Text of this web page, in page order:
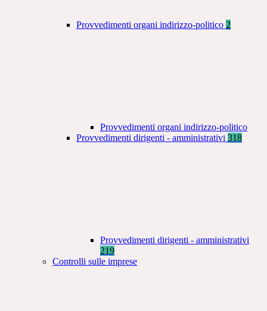
Provvedimenti organi indirizzo-politico 2
Provvedimenti organi indirizzo-politico
Provvedimenti dirigenti - amministrativi 318
Provvedimenti dirigenti - amministrativi
219
Controlli sulle imprese